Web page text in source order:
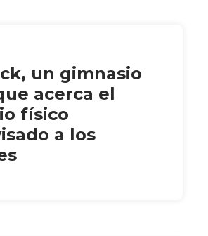
un gimnasio
acerca el
físico
a los